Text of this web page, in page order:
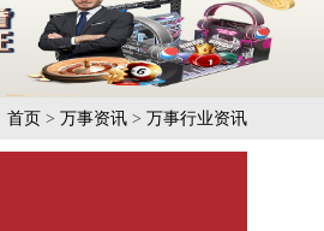
首页 > 万事资讯 > 万事行业资讯